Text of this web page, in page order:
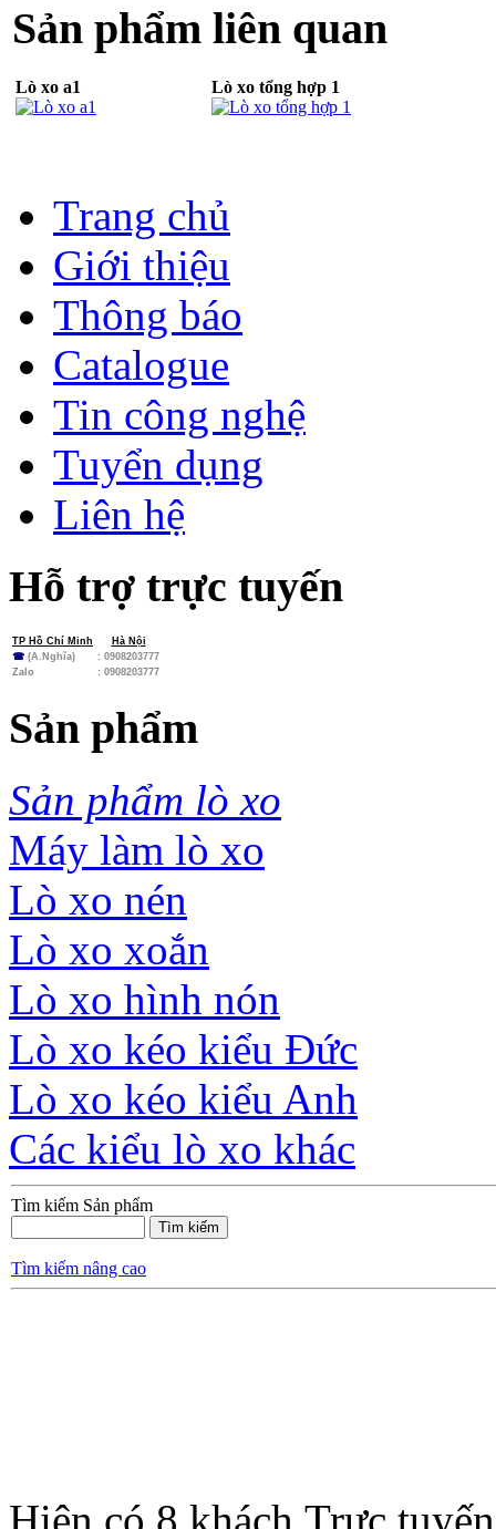
Sản phẩm liên quan
Lò xo a1 Lò xo tổng hợp 1
Trang chủ
Giới thiệu
Thông báo
Catalogue
Tin công nghệ
Tuyển dụng
Liên hệ
Hỗ trợ trực tuyến
TP Hồ Chí Minh
Hà Nội
☎ (A.Nghĩa)
: 0908203777
Zalo
: 0908203777
Sản phẩm
Sản phẩm lò xo
Máy làm lò xo
Lò xo nén
Lò xo xoắn
Lò xo hình nón
Lò xo kéo kiểu Đức
Lò xo kéo kiểu Anh
Các kiểu lò xo khác
Tìm kiếm Sản phẩm
Tìm kiếm nâng cao
Hiện có 8 khách Trực tuyến